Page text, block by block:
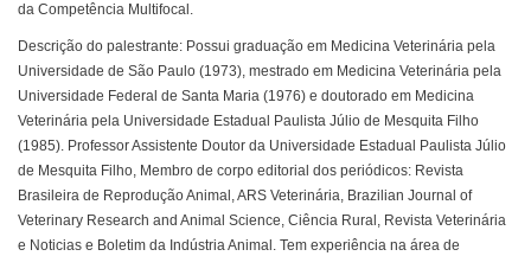
da Competência Multifocal.
Descrição do palestrante: Possui graduação em Medicina Veterinária pela
Universidade de São Paulo (1973), mestrado em Medicina Veterinária pela
Universidade Federal de Santa Maria (1976) e doutorado em Medicina
Veterinária pela Universidade Estadual Paulista Júlio de Mesquita Filho
(1985). Professor Assistente Doutor da Universidade Estadual Paulista Júlio
de Mesquita Filho, Membro de corpo editorial dos periódicos: Revista
Brasileira de Reprodução Animal, ARS Veterinária, Brazilian Journal of
Veterinary Research and Animal Science, Ciência Rural, Revista Veterinária
e Noticias e Boletim da Indústria Animal. Tem experiência na área de